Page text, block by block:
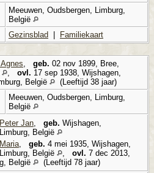
Meeuwen, Oudsbergen, Limburg,
België
Gezinsblad Familiekaart
geb. 02 nov 1899, Bree,
ovl. 17 sep 1938, Wijshagen,
België
(Leeftijd 38 jaar)
Meeuwen, Oudsbergen, Limburg,
België
Jan geb. Wijshagen,
België
geb. 4 mei 1935, Wijshagen,
België
ovl. 7 dec 2013,
België
(Leeftijd 78 jaar)